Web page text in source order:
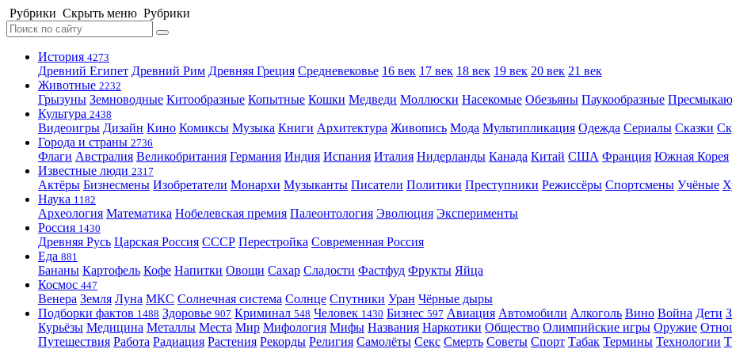
Рубрики Скрыть меню Рубрики
История 4273
Древний Египет Древний Рим Древняя Греция Средневековье 16 век 17 век 18 век 19 век 20 век 21 век
Животные 2232
Грызуны Земноводные Китообразные Копытные Кошки Медведи Моллюски Насекомые Обезьяны Паукообразные
Культура 2438
Видеоигры Дизайн Кино Комиксы Музыка Книги Архитектура Живопись Мода Мультипликация Одежда Сериалы Сказки
Города и страны 2736
Флаги Австралия Великобритания Германия Индия Испания Италия Нидерланды Канада Китай США Франция Южная Корея
Известные люди 2317
Актёры Бизнесмены Изобретатели Монархи Музыканты Писатели Политики Преступники Режиссёры Спортсмены Учёные
Наука 1182
Археология Математика Нобелевская премия Палеонтология Эволюция Эксперименты
Россия 1430
Древняя Русь Царская Россия СССР Перестройка Современная Россия
Еда 881
Бананы Картофель Кофе Напитки Овощи Сахар Сладости Фастфуд Фрукты Яйца
Космос 447
Венера Земля Луна МКС Солнечная система Солнце Спутники Уран Чёрные дыры
Подборки фактов 1488 Здоровье 907 Криминал 548 Человек 1430 Бизнес 597 Авиация Автомобили Алкоголь Вино Война Дети
Курьёзы Медицина Металлы Места Мир Мифология Мифы Названия Наркотики Общество Олимпийские игры Оружие
Путешествия Работа Радиация Растения Рекорды Религия Самолёты Секс Смерть Советы Спорт Табак Термины Технологии